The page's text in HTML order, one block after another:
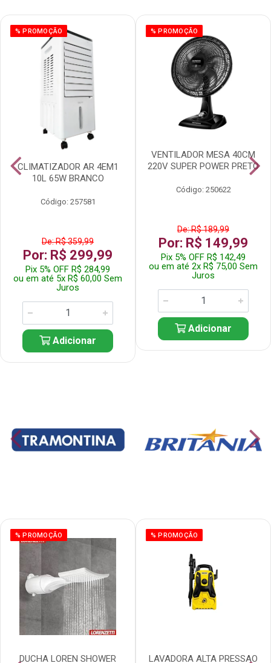
% PROMOÇÃO
CLIMATIZADOR AR 4EM1
10L 65W BRANCO
Código: 257581
De: R$ 359,99
Por: R$ 299,99
Pix 5% OFF R$ 284,99
ou em até 5x R$ 60,00 Sem
Juros
Adicionar
% PROMOÇÃO
VENTILADOR MESA 40CM
220V SUPER POWER PRETO
Código: 250622
De: R$ 189,99
Por: R$ 149,99
Pix 5% OFF R$ 142,49
ou em até 2x R$ 75,00 Sem
Juros
Adicionar
% PROMOÇÃO
DUCHA LOREN SHOWER
% PROMOÇÃO
LAVADORA ALTA PRESSAO